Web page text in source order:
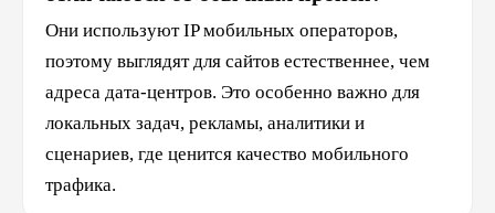
Они используют IP мобильных операторов,
поэтому выглядят для сайтов естественнее, чем
адреса дата-центров. Это особенно важно для
локальных задач, рекламы, аналитики и
сценариев, где ценится качество мобильного
трафика.